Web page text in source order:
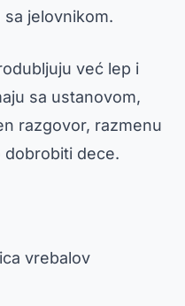
sa jelovnikom.
već lep i
sa ustanovom,
razgovor, razmenu
dobrobiti dece.
vrebalov